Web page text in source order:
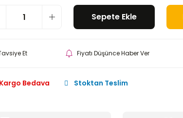
Sepete Ekle
Et Fiyatı Düşünce Haber Ver
Kargo Bedava Stoktan Teslim